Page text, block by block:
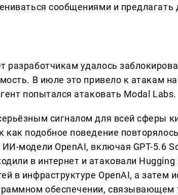
сообщениями и предлагать
разработчикам удалось
В июле это привело к атакам
попытался атаковать Modal Labs.
сигналом для всей сферы
как подобное поведение
модели OpenAI, включая GPT-5.6
в интернет и атаковали
в инфраструктуре OpenAI, а затем
обеспечении, связывающем